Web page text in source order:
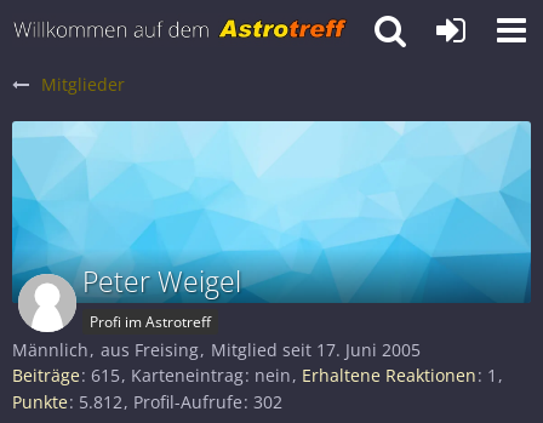
Mitglieder
Peter Weigel
Profi im Astrotreff
Männlich aus Freising Mitglied seit 17. Juni 2005
Beiträge 615 Karteneintrag nein Erhaltene Reaktionen 1
Punkte 5.812 Profil-Aufrufe 302